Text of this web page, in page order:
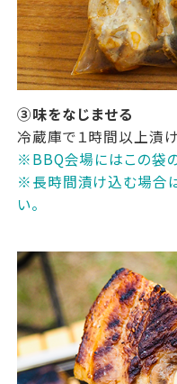
③味をなじませる
冷蔵庫で１時間以上漬け
※BBQ会場にはこの袋
※長時間漬け込む場合
い。